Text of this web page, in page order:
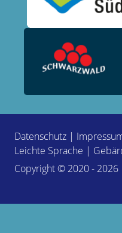
Datenschutz |
Leichte Sprache |
Copyright © 2020 -